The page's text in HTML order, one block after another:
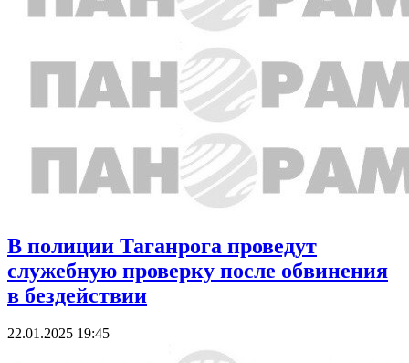
В полиции Таганрога проведут
служебную проверку после обвинения
в бездействии
22.01.2025 19:45